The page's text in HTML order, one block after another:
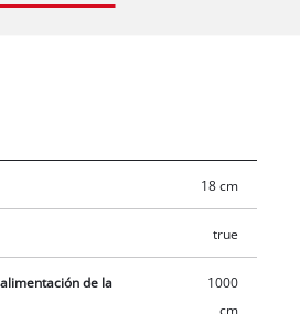
tranquilos y zonas verdes
se puede controlar individualmente
de corte para áreas secundarias.
protegido contra robos gracias a un
de seguridad, como sensores
garantizan la seguridad.
18 cm
true
de la
1000
cm